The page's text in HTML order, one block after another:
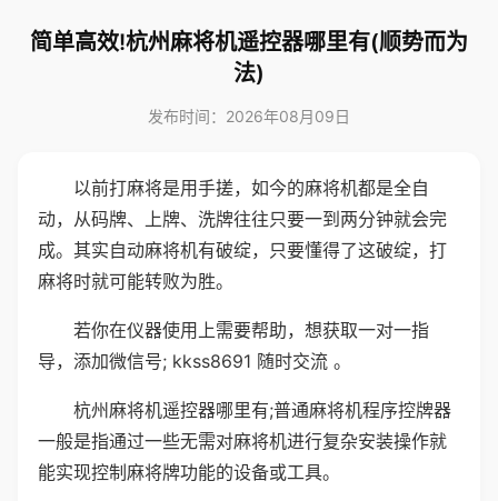
简单高效!杭州麻将机遥控器哪里有(顺势而为
法)
发布时间：2026年08月09日
以前打麻将是用手搓，如今的麻将机都是全自
动，从码牌、上牌、洗牌往往只要一到两分钟就会完
成。其实自动麻将机有破绽，只要懂得了这破绽，打
麻将时就可能转败为胜。
若你在仪器使用上需要帮助，想获取一对一指
导，添加微信号; kkss8691 随时交流 。
杭州麻将机遥控器哪里有;普通麻将机程序控牌器
一般是指通过一些无需对麻将机进行复杂安装操作就
能实现控制麻将牌功能的设备或工具。